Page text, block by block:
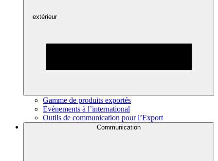
extérieur
Gamme de produits exportés
Evénements à l’international
Outils de communication pour l’Export
Communication